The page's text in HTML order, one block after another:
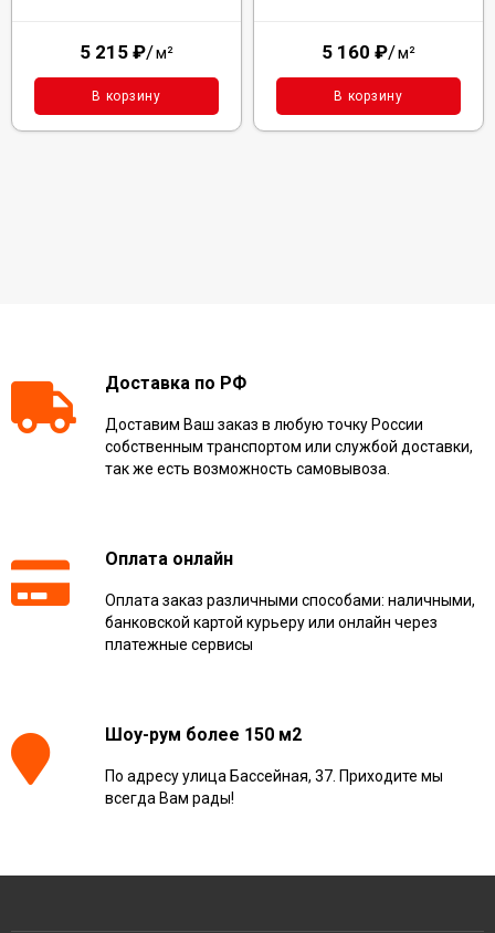
5 215 ₽/м²
В корзину
5 160 ₽/м²
В корзину
Доставка по РФ
Доставим Ваш заказ в любую точку России
собственным транспортом или службой доставки,
так же есть возможность самовывоза.
Оплата онлайн
Оплата заказ различными способами: наличными,
банковской картой курьеру или онлайн через
платежные сервисы
Шоу-рум более 150 м2
По адресу улица Бассейная, 37. Приходите мы
всегда Вам рады!